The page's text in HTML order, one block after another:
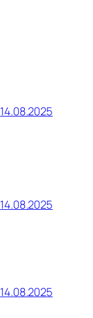
14.08.2025
14.08.2025
14.08.2025